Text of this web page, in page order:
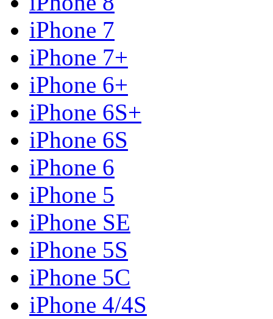
iPhone 7
iPhone 7+
iPhone 6+
iPhone 6S+
iPhone 6S
iPhone 6
iPhone 5
iPhone SE
iPhone 5S
iPhone 5C
iPhone 4/4S